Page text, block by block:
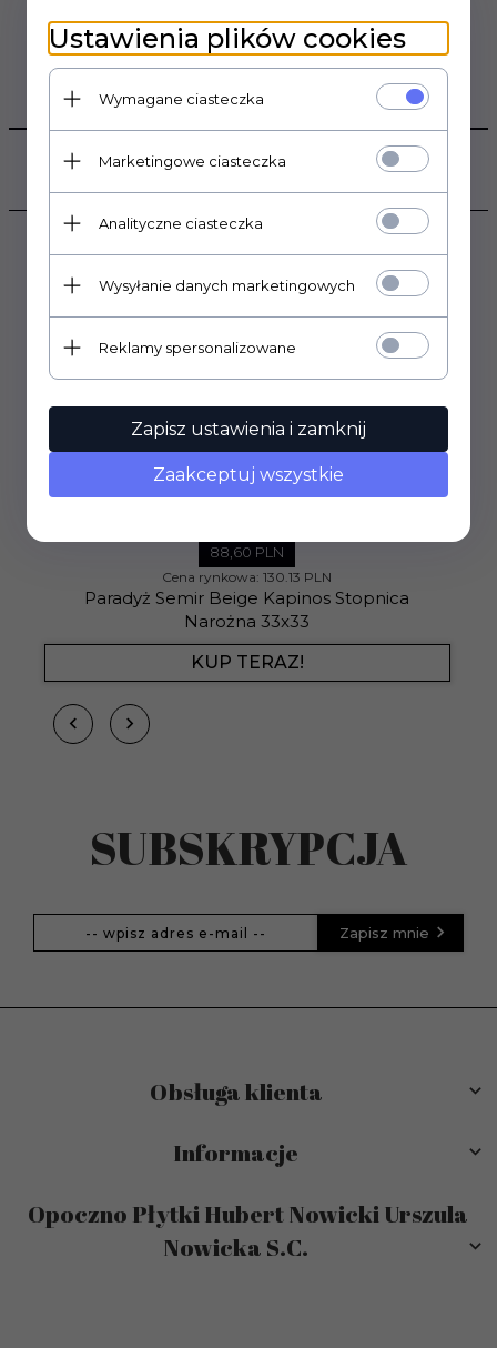
OPIS PRODUKTU
POLECAMY
88, 60 PLN
Cena rynkowa: 130.13 PLN
Paradyż Semir Beige Kapinos Stopnica
Narożna 33x33
KUP TERAZ!
SUBSKRYPCJA
Zapisz mnie
Obsługa klienta
Informacje
Opoczno Płytki Hubert Nowicki Urszula
Nowicka S.C.
Ustawienia plików cookies
Wymagane ciasteczka
Marketingowe ciasteczka
Analityczne ciasteczka
Wysyłanie danych marketingowych
Reklamy spersonalizowane
Zapisz ustawienia i zamknij
Zaakceptuj wszystkie